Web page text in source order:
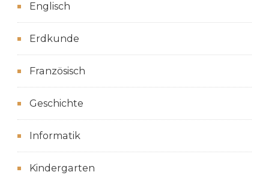
Englisch
Erdkunde
Französisch
Geschichte
Informatik
Kindergarten